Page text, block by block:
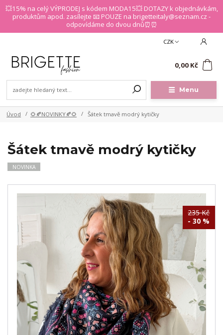
💥15% na celý VÝPRODEJ s kódem MODA15💥 DOTAZY k objednávkám,
produktům apod. zasílejte 📧 POUZE na brigetteitaly@seznam.cz -
odpovídáme do dvou dnů⏰⏰
Menu
CZK
0,00 Kč
Úvod 🌻🍂NOVINKY🍂🌻 Šátek tmavě modrý kytičky
Šátek tmavě modrý kytičky
NOVINKA
235 Kč
- 30 %